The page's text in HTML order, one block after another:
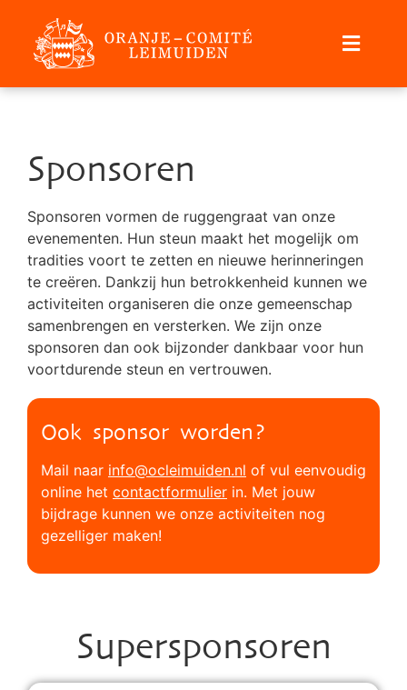
Sponsoren
Sponsoren vormen de ruggengraat van onze
evenementen. Hun steun maakt het mogelijk om
tradities voort te zetten en nieuwe herinneringen
te creëren. Dankzij hun betrokkenheid kunnen we
activiteiten organiseren die onze gemeenschap
samenbrengen en versterken. We zijn onze
sponsoren dan ook bijzonder dankbaar voor hun
voortdurende steun en vertrouwen.
Ook sponsor worden?
Mail naar info@ocleimuiden.nl of vul eenvoudig
online het contactformulier in. Met jouw
bijdrage kunnen we onze activiteiten nog
gezelliger maken!
Supersponsoren